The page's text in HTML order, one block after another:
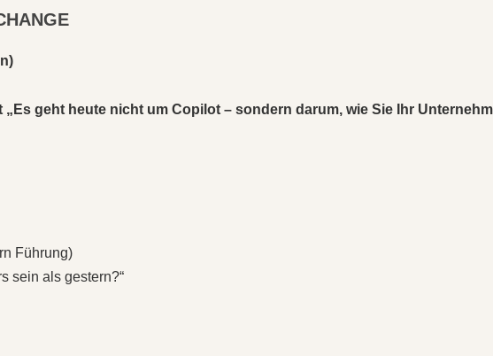
geht heute nicht um Copilot – sondern darum, wie Sie Ihr
Führung)
sein als gestern?“